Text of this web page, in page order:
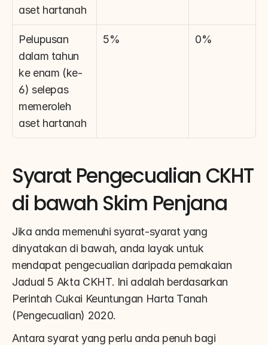
aset hartanah
Pelupusan
dalam tahun
ke enam (ke-
6) selepas
memeroleh
aset hartanah
5% 0%
Syarat Pengecualian CKHT
di bawah Skim Penjana
Jika anda memenuhi syarat-syarat yang
dinyatakan di bawah, anda layak untuk
mendapat pengecualian daripada pemakaian
Jadual 5 Akta CKHT. Ini adalah berdasarkan
Perintah Cukai Keuntungan Harta Tanah
(Pengecualian) 2020.
Antara syarat yang perlu anda penuh bagi